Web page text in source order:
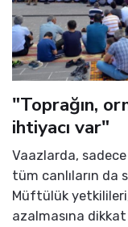
"Toprağın,
ihtiyacı var"
Vaazlarda, sadece
tüm canlıların da
Müftülük
azalmasına